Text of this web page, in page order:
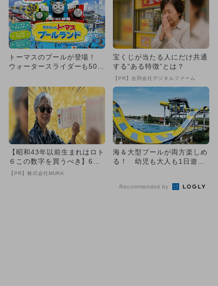
トーマスのプールが登場！
ウォータースライダーも50以
宝くじが当たる人にだけ共通
する“ある特徴”とは？
【PR】合同会社デジタルファーム
【昭和43年以前生まれはロト
６この数字を買うべき】6つ
の数字が「完全一致」する
【PR】株式会社MURA
海＆大型プールが両方楽しめ
る！ 幼児も大人も1日遊べ
Recommended by